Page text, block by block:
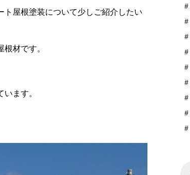
屋根塗装について少しご紹介したい
材です。
ます。